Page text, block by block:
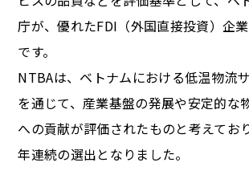
庁が、優れたFDI（外国直接投資）企
です。
NTBAは、ベトナムにおける低温物流
を通じて、産業基盤の発展や安定的な
への貢献が評価されたものと考えてお
年連続の選出となりました。